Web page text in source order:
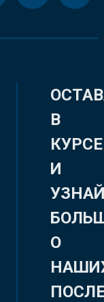
В
КУРСЕ
И
О